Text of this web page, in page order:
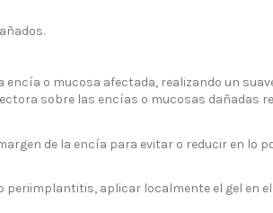
o mucosa afectada, realizando un
sobre las encías o mucosas dañadas
de la encía para evitar o reducir en lo
aplicar localmente el gel en